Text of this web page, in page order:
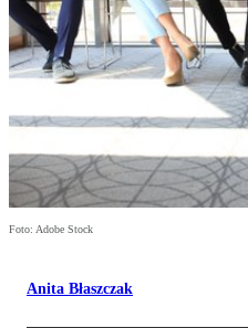
Foto: Adobe Stock
Anita Błaszczak